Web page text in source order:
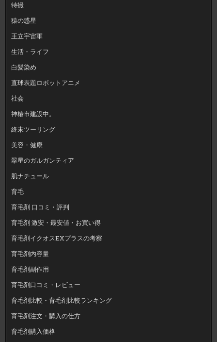
特撮
猿の惑星
王立宇宙軍
生活・ライフ
白髪染め
直球表題ロボットアニメ
社会
神椿市建設中。
終末ツーリング
美容・健康
翠星のガルガンティア
肌ナチュール
育毛
育毛剤 口コミ・評判
育毛剤 激安・最安値・お買い得
育毛剤イクオスEXプラスの考察
育毛剤内容量
育毛剤副作用
育毛剤口コミ・レビュー
育毛剤比較・育毛剤比較ランキング
育毛剤注文・購入の仕方
育毛剤購入価格